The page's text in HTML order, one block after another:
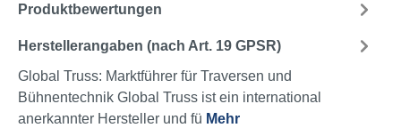
Produktbewertungen
Herstellerangaben (nach Art. 19 GPSR)
Global Truss: Marktführer für Traversen und
Bühnentechnik Global Truss ist ein international
anerkannter Hersteller und fü Mehr